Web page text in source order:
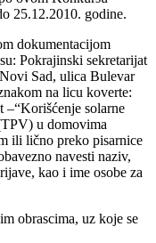
25.12.2010. godine.
dokumentacijom
Pokrajinski sekretarijat
Sad, ulica Bulevar
na licu koverte:
–“Korišćenje solarne
u domovima
ili lično preko pisarnice
navesti naziv,
kao i ime osobe za
obrascima, uz koje se